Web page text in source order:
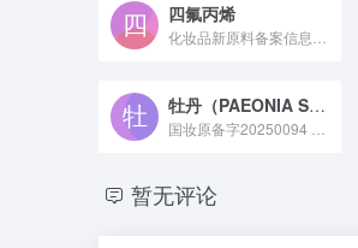
四氟丙烯
化妆品新原料备案信息 ——“国妆原备字20210005”基本...
牡丹（PAEONIA SUFFRUTICOSA）愈伤组织提取物
国妆原备字20250094 牡丹愈伤组织提取物是通过现代植物组织培养技术从牡丹愈伤组织中提取的活性原料，富含黄酮、多酚等抗氧化成分，具备清除自由基、舒缓皮肤的特性，常作为抗初老或修护类功效成分应用于护肤品中。
暂无评论